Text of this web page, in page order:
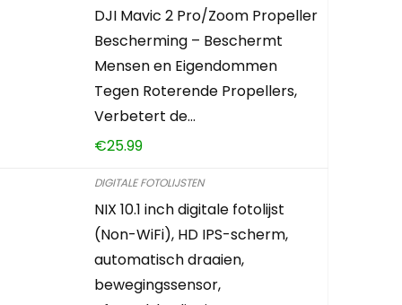
DJI Mavic 2 Pro/Zoom Propeller
Bescherming – Beschermt
Mensen en Eigendommen
Tegen Roterende Propellers,
Verbetert de…
€25.99
DIGITALE FOTOLIJSTEN
NIX 10.1 inch digitale fotolijst
(Non-WiFi), HD IPS-scherm,
automatisch draaien,
bewegingssensor,